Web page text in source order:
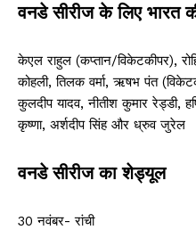
वनडे सीरीज के लिए भारत
केएल राहुल (कप्तान/विकेटकीपर),
कोहली, तिलक वर्मा, ऋषभ पंत
कुलदीप यादव, नीतीश कुमार रेड्डी,
कृष्णा, अर्शदीप सिंह और ध्रुव जुरेल
वनडे सीरीज का शेड्यूल
30 नवंबर- रांची